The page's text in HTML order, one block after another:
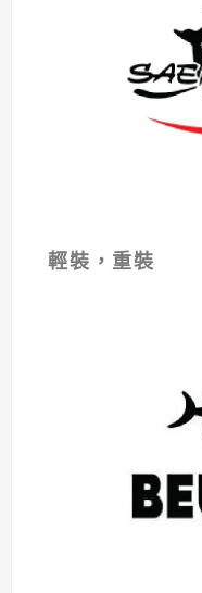
輕裝，重裝